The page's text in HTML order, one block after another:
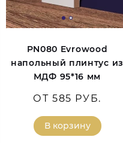
PN080 Evrowood
напольный плинтус из
МДФ 95*16 мм
ОТ 585 РУБ.
В корзину